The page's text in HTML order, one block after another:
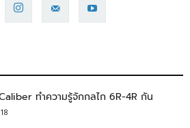
ทำความรู้จักกลไก 6R-4R กัน